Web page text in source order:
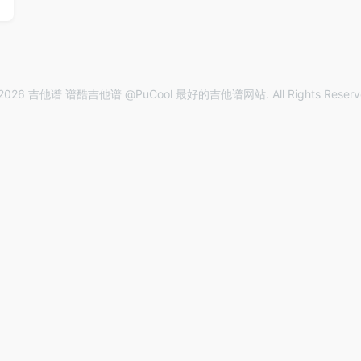
吉他谱 谱酷吉他谱 @PuCool 最好的吉他谱网站. All Rights